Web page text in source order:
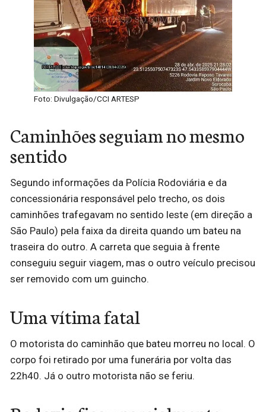
Foto: Divulgação/CCI ARTESP
Caminhões seguiam no mesmo
sentido
Segundo informações da Polícia Rodoviária e da
concessionária responsável pelo trecho, os dois
caminhões trafegavam no sentido leste (em direção a
São Paulo) pela faixa da direita quando um bateu na
traseira do outro. A carreta que seguia à frente
conseguiu seguir viagem, mas o outro veículo precisou
ser removido com um guincho.
Uma vítima fatal
O motorista do caminhão que bateu morreu no local. O
corpo foi retirado por uma funerária por volta das
22h40. Já o outro motorista não se feriu.